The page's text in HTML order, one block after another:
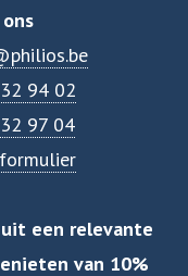
94 02
97 04
een relevante
van 10%